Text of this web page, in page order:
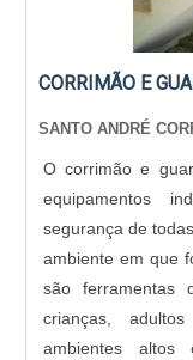
CORRIMÃO E
SANTO ANDRÉ
O corrimão e
equipamentos
segurança de
ambiente em que
são ferramentas
crianças,
ambientes altos